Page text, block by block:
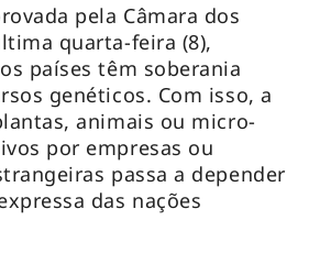
pela Câmara dos
quarta-feira (8),
países têm soberania
genéticos. Com isso, a
animais ou micro-
por empresas ou
passa a depender
das nações